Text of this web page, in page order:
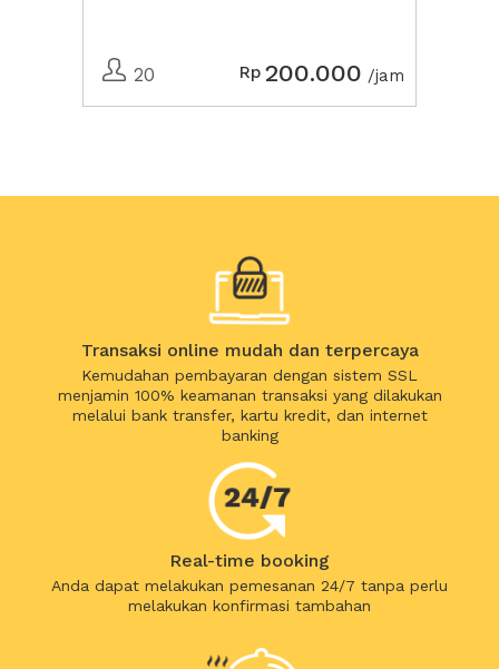
20 Rp 200.000 /jam
Transaksi online mudah dan terpercaya
Kemudahan pembayaran dengan sistem SSL
menjamin 100% keamanan transaksi yang dilakukan
melalui bank transfer, kartu kredit, dan internet
banking
Real-time booking
Anda dapat melakukan pemesanan 24/7 tanpa perlu
melakukan konfirmasi tambahan